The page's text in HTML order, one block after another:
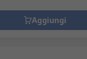
Aggiungi